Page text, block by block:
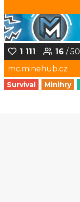
1 111 16 / 50
mc.minehub.cz
Survival Minihry